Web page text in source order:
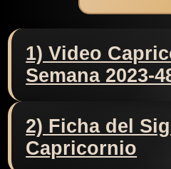
1) Video
Semana 2023-
2) Ficha del
Capricornio